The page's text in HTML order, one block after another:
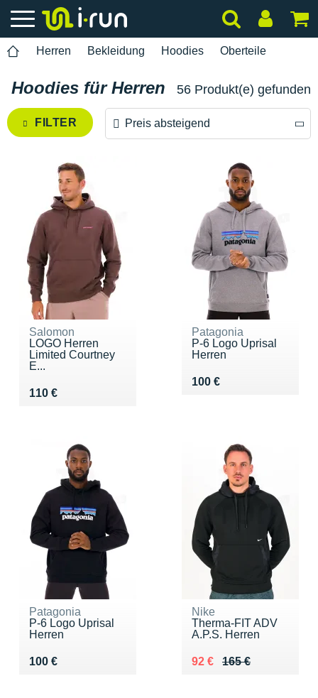
Herren Bekleidung Hoodies Oberteile
Hoodies für Herren 56 Produkt(e) gefunden
FILTER Preis absteigend
Salomon
LOGO Herren
Limited Courtney
E...
110 €
Vendu 110 €
Patagonia
P-6 Logo Uprisal
Herren
100 €
Vendu 100 €
Patagonia
P-6 Logo Uprisal
Herren
100 €
Vendu 100 €
Nike
Therma-FIT ADV
A.P.S. Herren
165 €
Au lieu de 165 €
92 €
Vendu 92 €